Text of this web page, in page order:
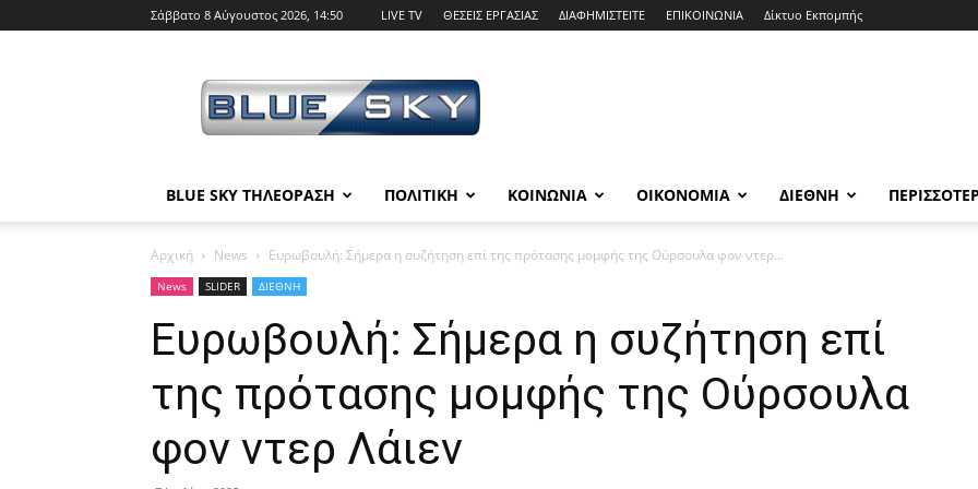
Σάββατο 8 Αύγουστος 2026, 14:50 LIVE TV ΘΕΣΕΙΣ ΕΡΓΑΣΙΑΣ ΔΙΑΦΗΜΙΣΤΕΙΤΕ ΕΠΙΚΟΙΝΩΝΙΑ Δίκτυο Εκπομπής
SKY
BLUE SKY ΤΗΛΕΟΡΑΣΗ ΠΟΛΙΤΙΚΗ ΚΟΙΝΩΝΙΑ ΟΙΚΟΝΟΜΙΑ ΔΙΕΘΝΗ
Αρχική News Ευρωβουλή: Σήμερα η συζήτηση επί της πρότασης μομφής της Ούρσουλα φον ντερ...
News SLIDER ΔΙΕΘΝΗ
Ευρωβουλή: Σήμερα η συζήτηση επί
της πρότασης μομφής της Ούρσουλα
φον ντερ Λάιεν